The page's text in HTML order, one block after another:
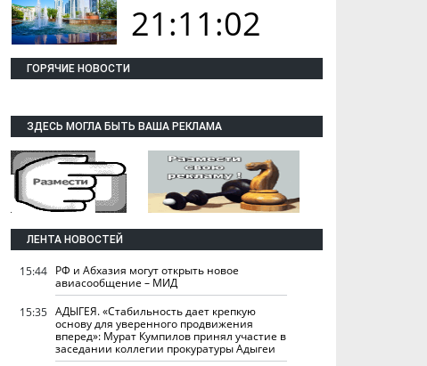
21:11:03
ГОРЯЧИЕ НОВОСТИ
ЗДЕСЬ МОГЛА БЫТЬ ВАША РЕКЛАМА
ЛЕНТА НОВОСТЕЙ
15:44 РФ и Абхазия могут открыть новое
авиасообщение – МИД
15:35 АДЫГЕЯ. «Стабильность дает крепкую
основу для уверенного продвижения
вперед»: Мурат Кумпилов принял участие в
заседании коллегии прокуратуры Адыгеи